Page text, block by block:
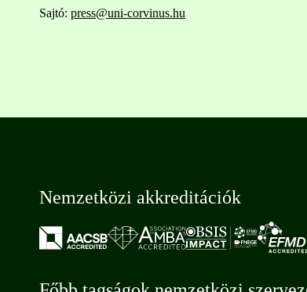
Sajtó: press@uni-corvinus.hu
Nemzetközi akkreditációk